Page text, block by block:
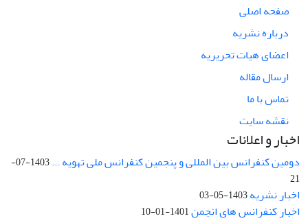
صفحه اصلی
درباره نشریه
اعضای هیات تحریریه
ارسال مقاله
تماس با ما
نقشه سایت
اخبار و اعلانات
دومین کنفرانس بین المللی و پنجمین کنفرانس ملی تهویه ...
1403-07-
21
اخبار نشریه1403-05-03
اخبار کنفرانس های انجمن1401-01-10